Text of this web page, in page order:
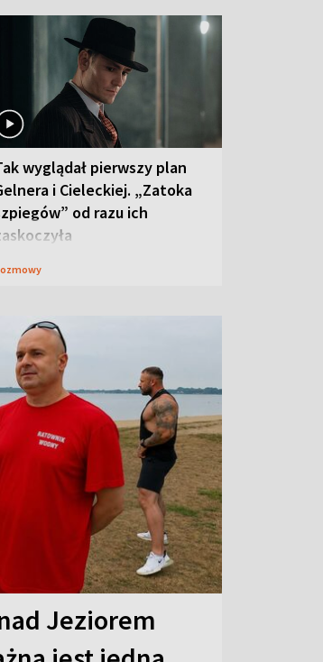
wyglądał pierwszy plan
i Cieleckiej. „Zatoka
od razu ich
Rozmowy
Jeziorem